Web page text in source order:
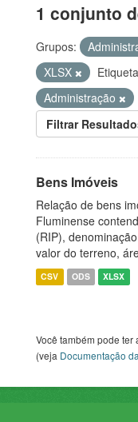
1 conjunto
Grupos:
XLSX
Administração
Filtrar
Bens Imóveis
Relação de bens
Fluminense
(RIP),
valor do terreno,
CSV ODS XLSX
Você também pode
(veja Documentação